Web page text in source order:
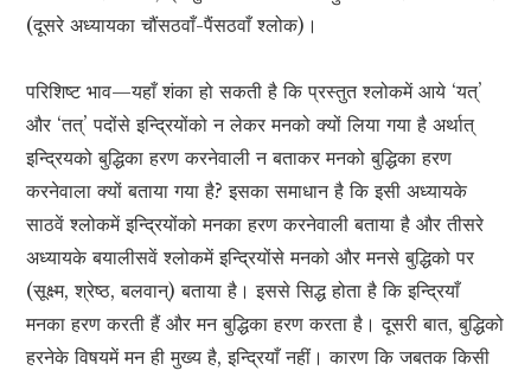
(दूसरे अध्यायका चौंसठवाँ-पैंसठवाँ श्लोक)।
परिशिष्ट भाव—यहाँ शंका हो सकती है कि प्रस्तुत श्लोकमें आये ‘यत्’
और ‘तत्’ पदोंसे इन्द्रियोंको न लेकर मनको क्यों लिया गया है अर्थात्
इन्द्रियको बुद्धिका हरण करनेवाली न बताकर मनको बुद्धिका हरण
करनेवाला क्यों बताया गया है? इसका समाधान है कि इसी अध्यायके
साठवें श्लोकमें इन्द्रियोंको मनका हरण करनेवाली बताया है और तीसरे
अध्यायके बयालीसवें श्लोकमें इन्द्रियोंसे मनको और मनसे बुद्धिको पर
(सूक्ष्म, श्रेष्ठ, बलवान्) बताया है। इससे सिद्ध होता है कि इन्द्रियाँ
मनका हरण करती हैं और मन बुद्धिका हरण करता है। दूसरी बात, बुद्धिको
हरनेके विषयमें मन ही मुख्य है, इन्द्रियाँ नहीं। कारण कि जबतक किसी